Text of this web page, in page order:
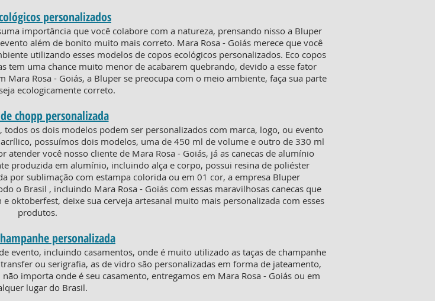
personalizados
importância que você colabore com a natureza, prensando nisso a Bluper
além de bonito muito mais correto. Mara Rosa - Goiás merece que você
utilizando esses modelos de copos ecológicos personalizados. Eco copos
tem uma chance muito menor de acabarem quebrando, devido a esse fator
Rosa - Goiás, a Bluper se preocupa com o meio ambiente, faça sua parte
ecologicamente correto.
chopp personalizada
os dois modelos podem ser personalizados com marca, logo, ou evento
possuímos dois modelos, uma de 450 ml de volume e outro de 330 ml
você nosso cliente de Mara Rosa - Goiás, já as canecas de alumínio
produzida em alumínio, incluindo alça e corpo, possui resina de poliéster
por sublimação com estampa colorida ou em 01 cor, a empresa Bluper
o Brasil , incluindo Mara Rosa - Goiás com essas maravilhosas canecas que
oktoberfest, deixe sua cerveja artesanal muito mais personalizada com esses
produtos.
personalizada
evento, incluindo casamentos, onde é muito utilizado as taças de champanhe
ou serigrafia, as de vidro são personalizadas em forma de jateamento,
importa onde é seu casamento, entregamos em Mara Rosa - Goiás ou em
lugar do Brasil.